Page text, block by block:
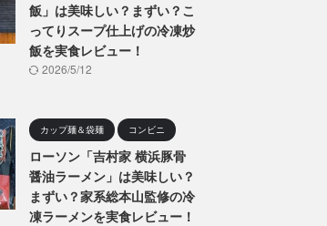
飯」は美味しい？まずい？こ
ってりスープ仕上げの冷凍炒
飯を実食レビュー！
2026/5/12
カップ麺＆袋麺 コンビニ
ローソン「吉村家 横浜豚骨
醤油ラーメン」は美味しい？
まずい？家系総本山監修の冷
凍ラーメンを実食レビュー！